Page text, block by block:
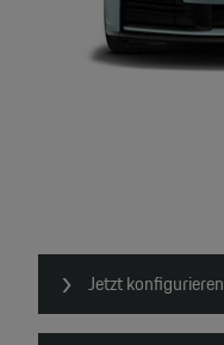
Jetzt konfigurieren